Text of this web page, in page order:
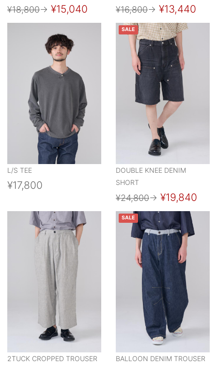
¥18,800→ ¥15,040 ¥16,800→ ¥13,440
L/S TEE
¥17,800
SALE
DOUBLE KNEE DENIM
SHORT
¥24,800→ ¥19,840
2TUCK CROPPED TROUSER
SALE
BALLOON DENIM TROUSER